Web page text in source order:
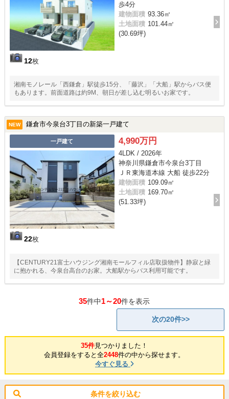
12枚
歩4分
建物面積 93.36㎡
土地面積 101.44㎡
(30.69坪)
湘南モノレール「西鎌倉」駅徒歩15分、「藤沢」「大船」駅からバス便
もあります。前面道路は約9M、朝日が差し込む明るいお家です。
NEW 鎌倉市今泉台3丁目の新築一戸建て
一戸建て
22枚
4,990万円
4LDK / 2026年
神奈川県鎌倉市今泉台3丁目
ＪＲ東海道本線 大船 徒歩22分
建物面積 109.09㎡
土地面積 169.70㎡
(51.33坪)
【CENTURY21富士ハウジング湘南モールフィル店取扱物件】静寂と緑
に抱かれる、今泉台高台のお家。大船駅からバス利用可能です。
35件中1～20件を表示
次の20件>>
35件見つかりました！
会員登録をすると全2448件の中から探せます。
今すぐ見る
条件を絞り込む